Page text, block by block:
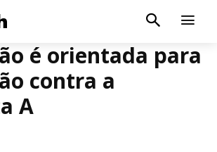
é orientada para
contra a
A